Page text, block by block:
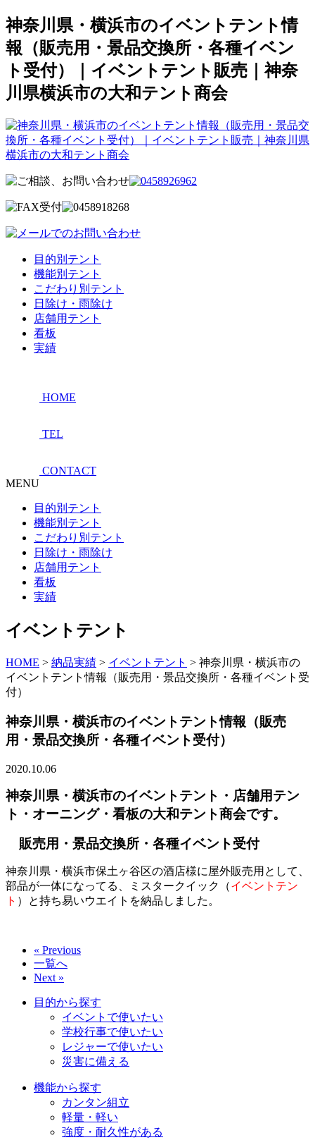
神奈川県・横浜市のイベントテント情
報（販売用・景品交換所・各種イベン
ト受付）｜イベントテント販売｜神奈
川県横浜市の大和テント商会
目的別テント
機能別テント
こだわり別テント
日除け・雨除け
店舗用テント
看板
実績
HOME
TEL
CONTACT
MENU
目的別テント
機能別テント
こだわり別テント
日除け・雨除け
店舗用テント
看板
実績
イベントテント
HOME > 納品実績 > イベントテント > 神奈川県・横浜市の
イベントテント情報（販売用・景品交換所・各種イベント受
付）
神奈川県・横浜市のイベントテント情報（販売
用・景品交換所・各種イベント受付）
2020.10.06
神奈川県・横浜市のイベントテント・店舗用テン
ト・オーニング・看板の大和テント商会です。
販売用・景品交換所・各種イベント受付
神奈川県・横浜市保土ヶ谷区の酒店様に屋外販売用として、
部品が一体になってる、ミスタークイック（イベントテン
ト ）と持ち易いウエイトを納品しました。
« Previous
一覧へ
Next »
目的から探す
イベントで使いたい
学校行事で使いたい
レジャーで使いたい
災害に備える
機能から探す
カンタン組立
軽量・軽い
強度・耐久性がある